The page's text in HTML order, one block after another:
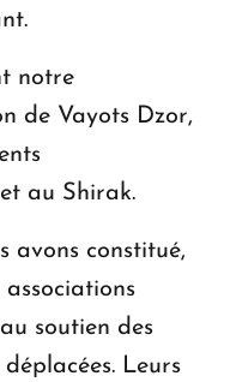
notre
de Vayots Dzor,
au Shirak.
avons constitué,
soutien des
Leurs